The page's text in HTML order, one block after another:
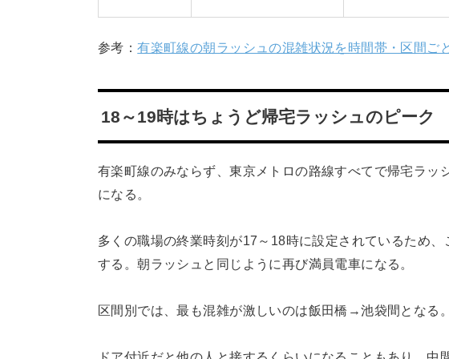
参考：有楽町線の朝ラッシュの混雑状況を時間帯・区間ご
18～19時はちょうど帰宅ラッシュのピーク
有楽町線のみならず、東京メトロの路線すべてで帰宅ラッ
になる。
多くの職場の終業時刻が17～18時に設定されているため
する。朝ラッシュと同じように再び満員電車になる。
区間別では、最も混雑が激しいのは飯田橋→池袋間となる。